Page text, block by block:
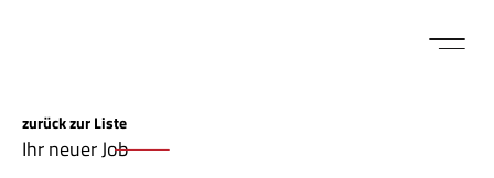
zurück zur Liste
Ihr neuer Job